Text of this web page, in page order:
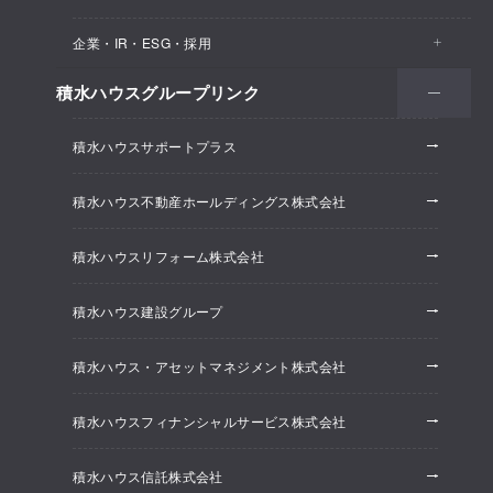
保育所・教育支援施設
オフィス・事務所
建築実例
オフィス系開発事業
ホテル系開発事業
大規模開発事業
賃貸マンション開発事業
企業・IR・ESG・採用
会社情報
株主・投資家情報
ESG経営
研究開発
採用情報
ニュースリリース
積水ハウスグループリンク
積水ハウスサポートプラス
積水ハウス不動産ホールディングス株式会社
積水ハウスリフォーム株式会社
積水ハウス建設グループ
積水ハウス・アセットマネジメント株式会社
積水ハウスフィナンシャルサービス株式会社
積水ハウス信託株式会社